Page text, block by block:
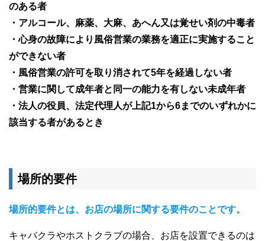
のある者
・アルコール、麻薬、大麻、あへん又は覚せい剤の中毒者
・心身の故障により風俗営業の業務を適正に実施すること
ができない者
・風俗営業の許可を取り消されて5年を経過しない者
・営業に関して成年者と同一の能力を有しない未成年者
・法人の役員、法定代理人が上記1から6までのいずれかに
該当する者があるとき
場所的要件
場所的要件とは、お店の場所に関する要件のことです。
キャバクラやホストクラブの場合、お店を設置できるのは